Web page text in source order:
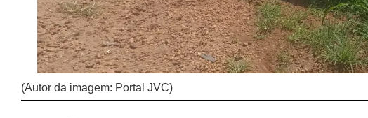
(Autor da imagem: Portal JVC)